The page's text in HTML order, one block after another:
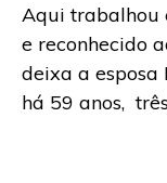
Aqui trabalhou
e reconhecido
deixa a esposa
há 59 anos,